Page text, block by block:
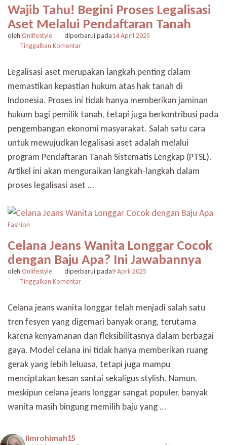
Wajib Tahu! Begini Proses Legalisasi
Aset Melalui Pendaftaran Tanah
oleh Onlifestyle diperbarui pada14 April 2025
Tinggalkan Komentarpada
Begini
Proses
Legalisasi
Aset
Melalui
Pendaftaran
Legalisasi aset merupakan langkah penting dalam
memastikan kepastian hukum atas hak tanah di
Indonesia. Proses ini tidak hanya memberikan jaminan
hukum bagi pemilik tanah, tetapi juga berkontribusi pada
pengembangan ekonomi masyarakat. Salah satu cara
untuk mewujudkan legalisasi aset adalah melalui
program Pendaftaran Tanah Sistematis Lengkap (PTSL).
Artikel ini akan menguraikan langkah-langkah dalam
proses legalisasi aset …
Fashion
Celana Jeans Wanita Longgar Cocok
dengan Baju Apa? Ini Jawabannya
oleh Onlifestyle diperbarui pada9 April 2025
Tinggalkan Komentarpada
Wanita
Longgar
Cocok
dengan
Baju
Apa?
Jawabannya
Celana jeans wanita longgar telah menjadi salah satu
tren fesyen yang digemari banyak orang, terutama
karena kenyamanan dan fleksibilitasnya dalam berbagai
gaya. Model celana ini tidak hanya memberikan ruang
gerak yang lebih leluasa, tetapi juga mampu
menciptakan kesan santai sekaligus stylish. Namun,
meskipun celana jeans longgar sangat populer, banyak
wanita masih bingung memilih baju yang …
iimrohimah15